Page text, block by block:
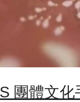
團體文化